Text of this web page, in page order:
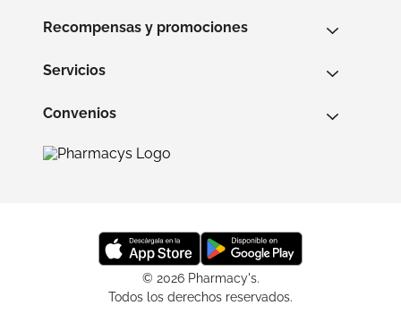
Recompensas y promociones
Servicios
Convenios
© 2026 Pharmacy's.
Todos los derechos reservados.